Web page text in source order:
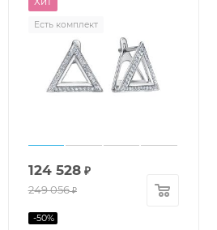
Есть комплект
124 528₽
249 056₽
-50%